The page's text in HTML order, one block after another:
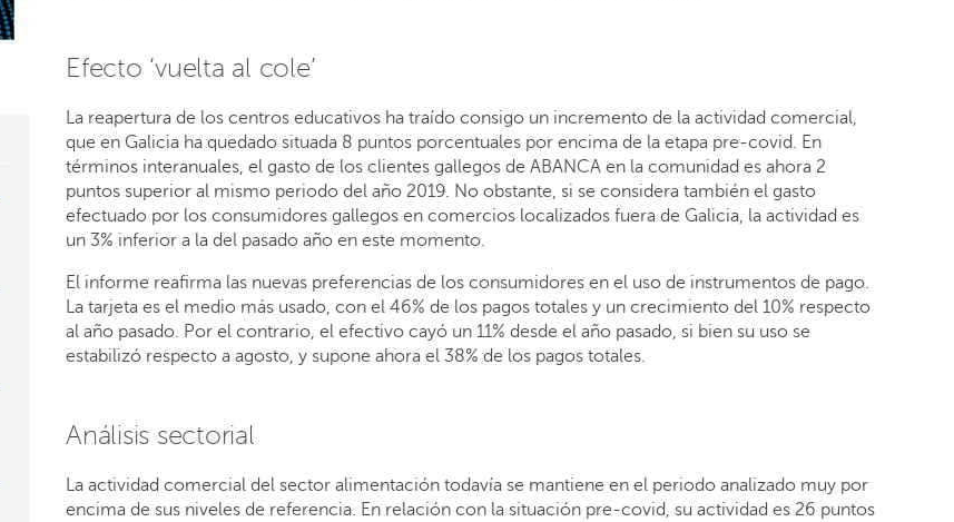
Efecto ‘vuelta al cole’
La reapertura de los centros educativos ha traído consigo un incremento de la actividad comercial,
que en Galicia ha quedado situada 8 puntos porcentuales por encima de la etapa pre-covid. En
términos interanuales, el gasto de los clientes gallegos de ABANCA en la comunidad es ahora 2
puntos superior al mismo periodo del año 2019. No obstante, si se considera también el gasto
efectuado por los consumidores gallegos en comercios localizados fuera de Galicia, la actividad es
un 3% inferior a la del pasado año en este momento.
El informe reafirma las nuevas preferencias de los consumidores en el uso de instrumentos de pago.
La tarjeta es el medio más usado, con el 46% de los pagos totales y un crecimiento del 10% respecto
al año pasado. Por el contrario, el efectivo cayó un 11% desde el año pasado, si bien su uso se
estabilizó respecto a agosto, y supone ahora el 38% de los pagos totales.
Análisis sectorial
La actividad comercial del sector alimentación todavía se mantiene en el periodo analizado muy por
encima de sus niveles de referencia. En relación con la situación pre-covid, su actividad es 26 puntos